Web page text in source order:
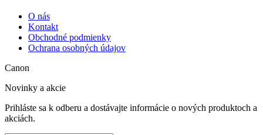
O nás
Kontakt
Obchodné podmienky
Ochrana osobných údajov
Canon
Novinky a akcie
Prihláste sa k odberu a dostávajte informácie o nových produktoch a
akciách.